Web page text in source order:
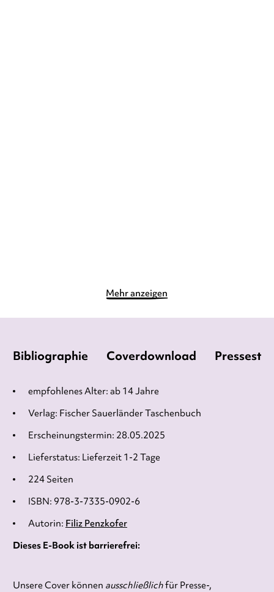
Mehr anzeigen
Bibliographie Coverdownload
Verlag: Fischer Sauerländer Taschenbuch
Erscheinungstermin: 28.05.2025
Lieferstatus: Lieferzeit 1-2 Tage
ISBN: 978-3-7335-0902-6
224 Seiten
Autorin: Filiz Penzkofer
empfohlenes Alter: ab 14 Jahre
Dieses E-Book ist barrierefrei:
Unsere Cover können ausschließlichfür Presse-,